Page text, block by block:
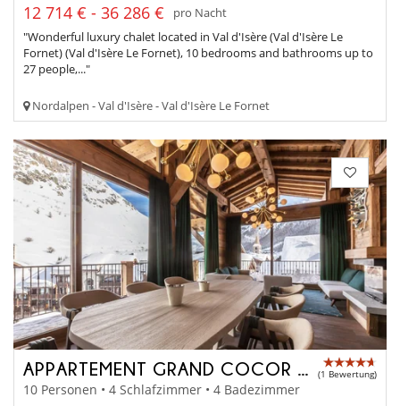
12 714 € - 36 286 €
pro Nacht
"Wonderful luxury chalet located in Val d'Isère (Val d'Isère Le
Fornet) (Val d'Isère Le Fornet), 10 bedrooms and bathrooms up to
27 people,..."
Nordalpen - Val d'Isère - Val d'Isère Le Fornet
APPARTEMENT GRAND COCOR - A4042 (1 Bewertung)
10 Personen • 4 Schlafzimmer • 4 Badezimmer